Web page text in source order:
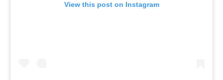
View this post on Instagram